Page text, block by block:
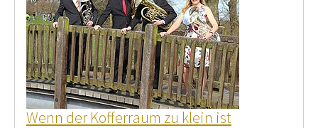
Wenn der Kofferraum zu klein ist